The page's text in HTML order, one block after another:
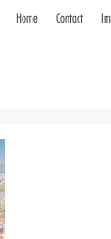
Home Contact